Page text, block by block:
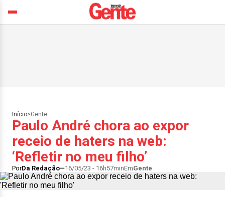
Início>Gente
Paulo André chora ao expor
receio de haters na web:
‘Refletir no meu filho’
PorDa Redação 16/05/23 - 16h57minEmGente